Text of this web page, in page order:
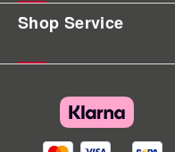
Shop Service